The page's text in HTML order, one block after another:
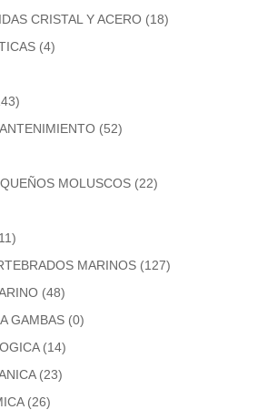
CRISTAL Y ACERO (18)
(4)
(52)
MOLUSCOS (22)
MARINOS (127)
(48)
GAMBAS (0)
(14)
(23)
(26)